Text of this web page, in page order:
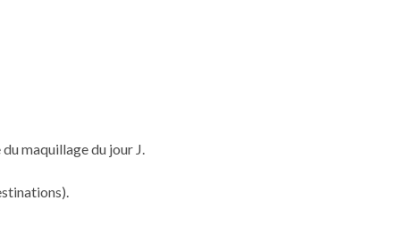
maquillage du jour J.